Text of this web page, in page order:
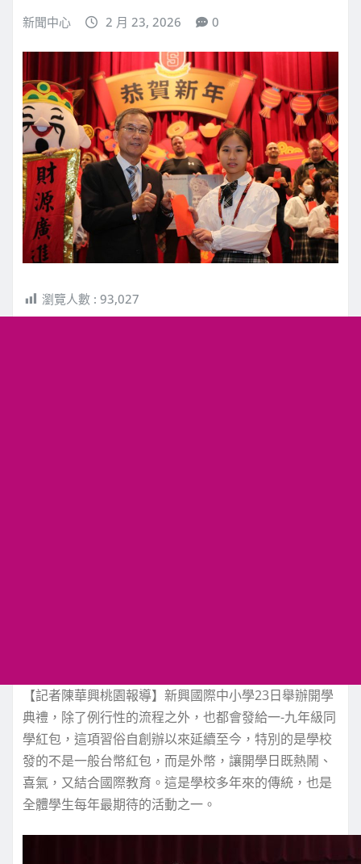
新聞中心 2 月 23, 2026 0
瀏覽人數 : 93,027
【記者陳華興桃園報導】新興國際中小學23日舉辦開學
典禮，除了例行性的流程之外，也都會發給一-九年級同
學紅包，這項習俗自創辦以來延續至今，特別的是學校
發的不是一般台幣紅包，而是外幣，讓開學日既熱鬧、
喜氣，又結合國際教育。這是學校多年來的傳統，也是
全體學生每年最期待的活動之一。